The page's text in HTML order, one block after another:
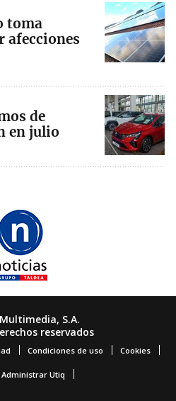
toma
afecciones
de
en julio
S.A.
reservados
Condiciones de uso Cookies
Administrar Utiq